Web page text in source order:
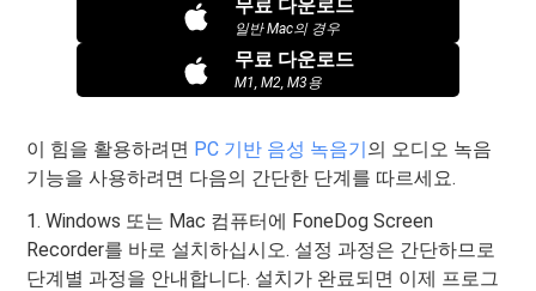
무료 다운로드
일반 Mac의 경우
무료 다운로드
M1, M2, M3용
이 힘을 활용하려면 PC 기반 음성 녹음기의 오디오 녹음
기능을 사용하려면 다음의 간단한 단계를 따르세요.
1. Windows 또는 Mac 컴퓨터에 FoneDog Screen
Recorder를 바로 설치하십시오. 설정 과정은 간단하므로
단계별 과정을 안내합니다. 설치가 완료되면 이제 프로그